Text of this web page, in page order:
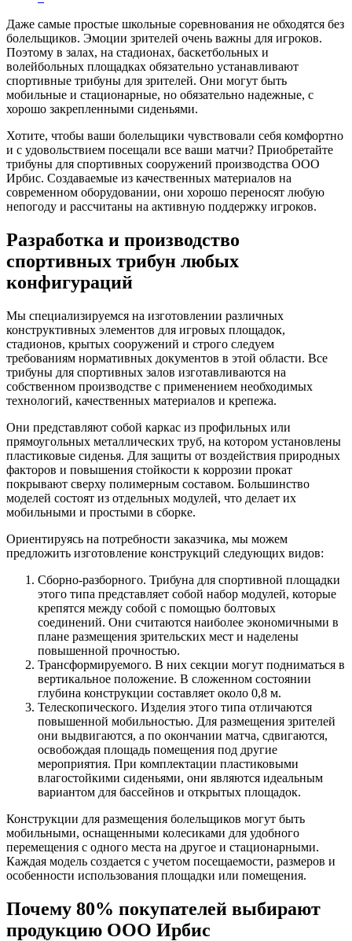
Даже самые простые школьные соревнования не обходятся без
болельщиков. Эмоции зрителей очень важны для игроков.
Поэтому в залах, на стадионах, баскетбольных и
волейбольных площадках обязательно устанавливают
спортивные трибуны для зрителей. Они могут быть
мобильные и стационарные, но обязательно надежные, с
хорошо закрепленными сиденьями.
Хотите, чтобы ваши болельщики чувствовали себя комфортно
и с удовольствием посещали все ваши матчи? Приобретайте
трибуны для спортивных сооружений производства ООО
Ирбис. Создаваемые из качественных материалов на
современном оборудовании, они хорошо переносят любую
непогоду и рассчитаны на активную поддержку игроков.
Разработка и производство
спортивных трибун любых
конфигураций
Мы специализируемся на изготовлении различных
конструктивных элементов для игровых площадок,
стадионов, крытых сооружений и строго следуем
требованиям нормативных документов в этой области. Все
трибуны для спортивных залов изготавливаются на
собственном производстве с применением необходимых
технологий, качественных материалов и крепежа.
Они представляют собой каркас из профильных или
прямоугольных металлических труб, на котором установлены
пластиковые сиденья. Для защиты от воздействия природных
факторов и повышения стойкости к коррозии прокат
покрывают сверху полимерным составом. Большинство
моделей состоят из отдельных модулей, что делает их
мобильными и простыми в сборке.
Ориентируясь на потребности заказчика, мы можем
предложить изготовление конструкций следующих видов:
Сборно-разборного. Трибуна для спортивной площадки
этого типа представляет собой набор модулей, которые
крепятся между собой с помощью болтовых
соединений. Они считаются наиболее экономичными в
плане размещения зрительских мест и наделены
повышенной прочностью.
Трансформируемого. В них секции могут подниматься в
вертикальное положение. В сложенном состоянии
глубина конструкции составляет около 0,8 м.
Телескопического. Изделия этого типа отличаются
повышенной мобильностью. Для размещения зрителей
они выдвигаются, а по окончании матча, сдвигаются,
освобождая площадь помещения под другие
мероприятия. При комплектации пластиковыми
влагостойкими сиденьями, они являются идеальным
вариантом для бассейнов и открытых площадок.
Конструкции для размещения болельщиков могут быть
мобильными, оснащенными колесиками для удобного
перемещения с одного места на другое и стационарными.
Каждая модель создается с учетом посещаемости, размеров и
особенности использования площадки или помещения.
Почему 80% покупателей выбирают
продукцию ООО Ирбис